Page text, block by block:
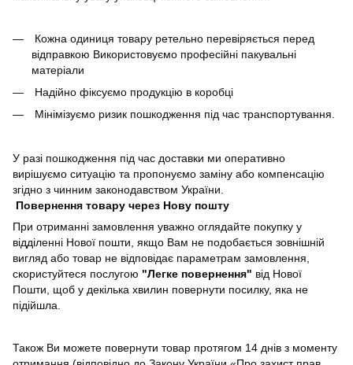
Кожна одиниця товару ретельно перевіряється перед
відправкою Використовуємо професійні пакувальні
матеріали
Надійно фіксуємо продукцію в коробці
Мінімізуємо ризик пошкодження під час транспортування.
У разі пошкодження під час доставки ми оперативно
вирішуємо ситуацію та пропонуємо заміну або компенсацію
згідно з чинним законодавством України.
Повернення товару через Нову пошту
При отриманні замовлення уважно оглядайте покупку у
відділенні Нової пошти, якщо Вам не подобається зовнішній
вигляд або товар не відповідає параметрам замовлення,
скористуйтеся послугою "Легке повернення" від Нової
Пошти, щоб у декілька хвилин повернути посилку, яка не
підійшла.
Також Ви можете повернути товар протягом 14 днів з моменту